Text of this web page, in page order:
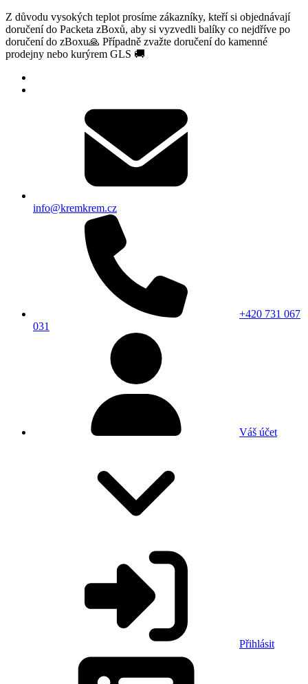
Z důvodu vysokých teplot prosíme zákazníky, kteří si objednávají
doručení do Packeta zBoxů, aby si vyzvedli balíky co nejdříve po
doručení do zBoxu🙏 Případně zvažte doručení do kamenné
prodejny nebo kurýrem GLS 🚚
info@kremkrem.cz
+420 731 067
031
Váš účet
Přihlásit